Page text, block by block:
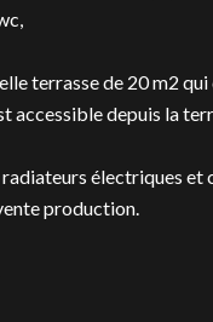
terrasse de 20 m2
accessible depuis la
électriques et
production.